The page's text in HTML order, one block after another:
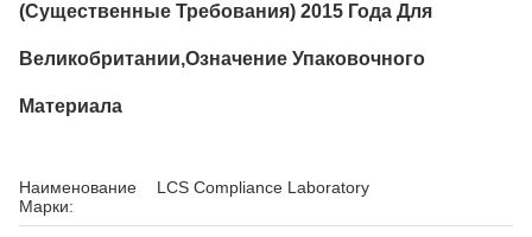
(существенные Требования) 2015 Года Для
Великобритании,Означение Упаковочного
Материала
Наименование
Марки:
LCS Compliance Laboratory